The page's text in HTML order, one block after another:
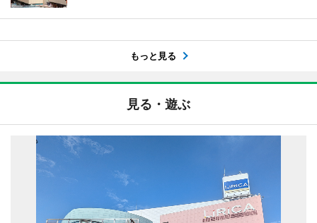
もっと見る
見る・遊ぶ